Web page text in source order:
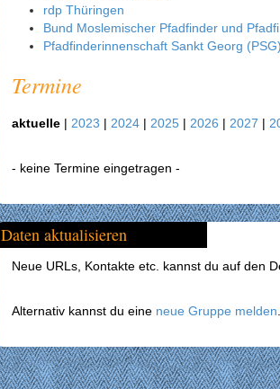
rdp Thüringen
Bund Moslemischer Pfadfinder und
Pfadfinderinnenschaft Sankt Georg
Termine
aktuelle | 2023 | 2024 | 2025 | 2026 | 2027 |
- keine Termine eingetragen -
Daten aktualisieren
Neue URLs, Kontakte etc. kannst du auf den
Alternativ kannst du eine neue Gruppe melden